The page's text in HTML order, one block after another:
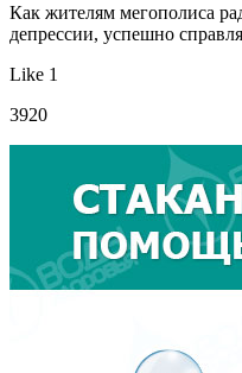
Как жителям мегополиса
депрессии, успешно
Like 1
3920